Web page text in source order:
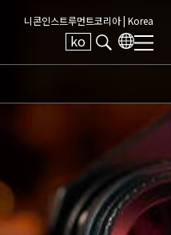
니콘인스트루먼트코리아 | Korea
ko